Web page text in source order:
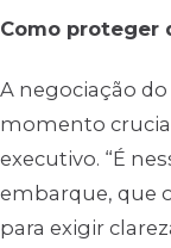
Como proteger
A negociação
momento
executivo. “É
embarque, que
para exigir